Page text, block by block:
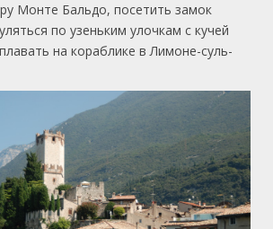
Монте Бальдо, посетить замок
по узеньким улочкам с кучей
на кораблике в Лимоне-суль-